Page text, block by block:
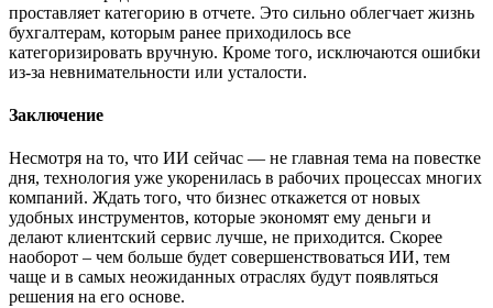
проставляет категорию в отчете. Это сильно облегчает жизнь
бухгалтерам, которым ранее приходилось все
категоризировать вручную. Кроме того, исключаются ошибки
из-за невнимательности или усталости.
Заключение
Несмотря на то, что ИИ сейчас — не главная тема на повестке
дня, технология уже укоренилась в рабочих процессах многих
компаний. Ждать того, что бизнес откажется от новых
удобных инструментов, которые экономят ему деньги и
делают клиентский сервис лучше, не приходится. Скорее
наоборот – чем больше будет совершенствоваться ИИ, тем
чаще и в самых неожиданных отраслях будут появляться
решения на его основе.